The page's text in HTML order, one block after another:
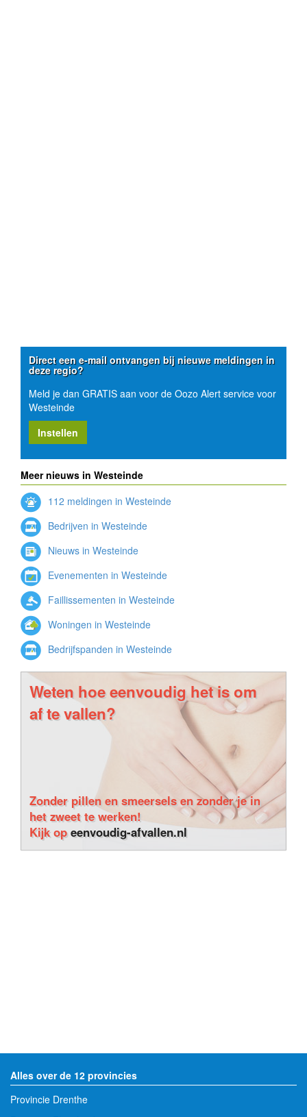
Direct een e-mail ontvangen bij nieuwe meldingen in
deze regio?
Meld je dan GRATIS aan voor de Oozo Alert service voor
Westeinde
Instellen
Meer nieuws in Westeinde
112 meldingen in Westeinde
Bedrijven in Westeinde
Nieuws in Westeinde
Evenementen in Westeinde
Faillissementen in Westeinde
Woningen in Westeinde
Bedrijfspanden in Westeinde
Weten hoe eenvoudig het is om
af te vallen?
Zonder pillen en smeersels en zonder je in
het zweet te werken!
Kijk opeenvoudig-afvallen.nl
Alles over de 12 provincies
Provincie Drenthe